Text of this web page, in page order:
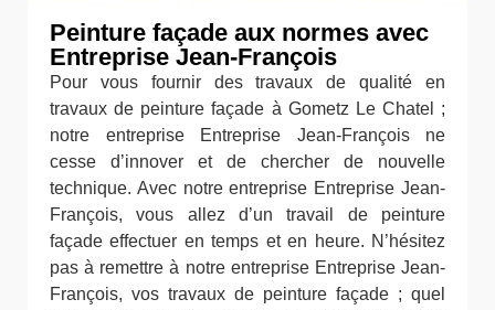
Peinture façade aux normes avec
Entreprise Jean-François
Pour vous fournir des travaux de qualité en
travaux de peinture façade à Gometz Le Chatel ;
notre entreprise Entreprise Jean-François ne
cesse d’innover et de chercher de nouvelle
technique. Avec notre entreprise Entreprise Jean-
François, vous allez d’un travail de peinture
façade effectuer en temps et en heure. N’hésitez
pas à remettre à notre entreprise Entreprise Jean-
François, vos travaux de peinture façade ; quel